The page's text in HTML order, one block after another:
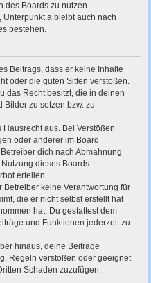
des Boards zu nutzen.
Unterpunkt a bleibt auch nach
bestehen.
Beitrags, dass er keine Inhalte
oder die guten Sitten verstoßen.
das Recht besitzt, die in deinen
Bilder zu setzen bzw. zu
aus. Bei Verstößen
oder anderer im Board
dich nach Abmahnung
dieses Boards
erteilen.
Betreiber keine Verantwortung für
die er nicht selbst erstellt hat
hat. Du gestattest dem
und Funktionen jederzeit zu
hinaus, deine Beiträge
Regeln verstoßen oder geeignet
Schaden zuzufügen.